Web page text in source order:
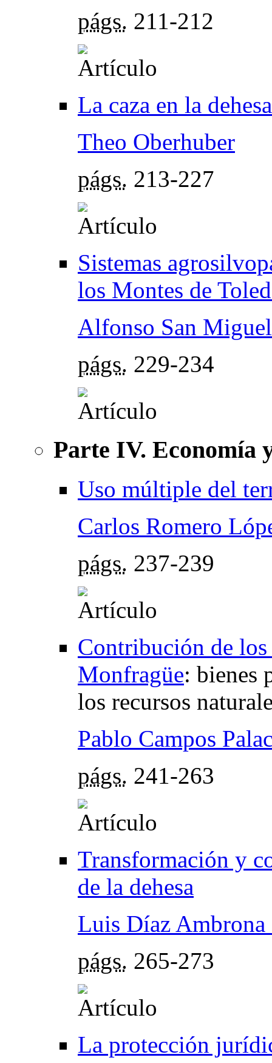
págs. 211-212
La caza en la dehesa
Theo Oberhuber
págs. 213-227
Sistemas
los Montes de
Alfonso San
págs. 229-234
Parte IV. Economía
Uso múltiple del
Carlos Romero
págs. 237-239
Contribución de
Monfragüe: bienes
los recursos
Pablo Campos
págs. 241-263
Transformación y
de la dehesa
Luis Díaz
págs. 265-273
La protección